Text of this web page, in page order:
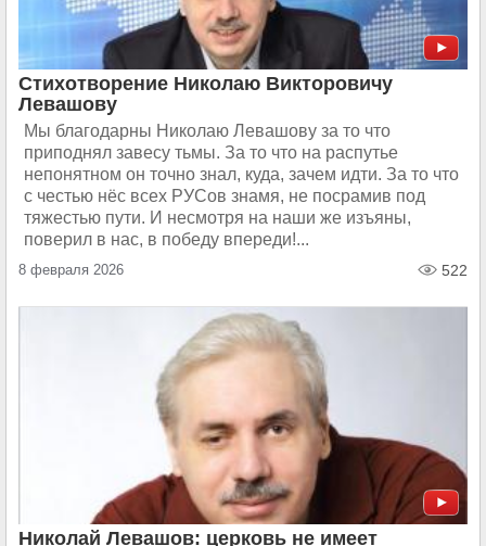
Стихотворение Николаю Викторовичу
Левашову
Мы благодарны Николаю Левашову за то что
приподнял завесу тьмы. За то что на распутье
непонятном он точно знал, куда, зачем идти. За то что
с честью нёс всех РУСов знамя, не посрамив под
тяжестью пути. И несмотря на наши же изъяны,
поверил в нас, в победу впереди!...
8 февраля 2026 522
Николай Левашов: церковь не имеет